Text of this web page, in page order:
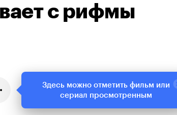
с рифмы
Здесь можно отметить фильм или
сериал просмотренным